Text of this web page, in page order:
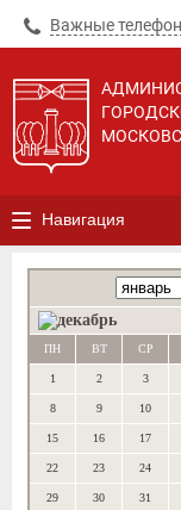
Важные
Навигация
ПН ВТ СР
1 2 3
8 9 10
15 16 17
22 23 24
29 30 31